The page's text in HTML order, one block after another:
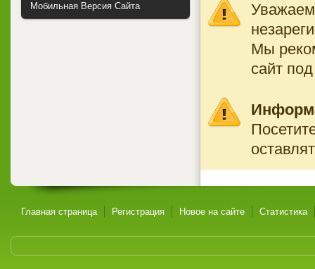
Мы
сайт
Мобильная Версия Сайта
Главная страница Регистрация Новое на сайте Статистика